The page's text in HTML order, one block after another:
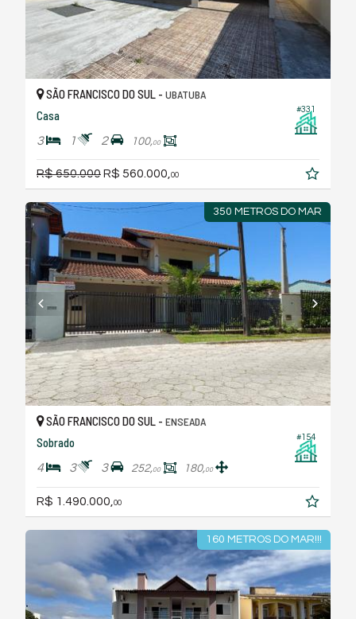
#331
SÃO FRANCISCO DO SUL - UBATUBA
Casa
3 1 2 100,00
R$ 650.000R$ 560.000, 00
350 METROS DO MAR
#154
SÃO FRANCISCO DO SUL - ENSEADA
Sobrado
4 3 3 252,00 180,00
R$ 1.490.000,00
160 METROS DO MAR!!!